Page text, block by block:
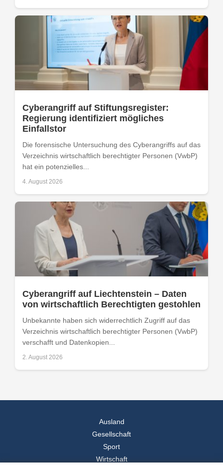
Cyberangriff auf Stiftungsregister:
Regierung identifiziert mögliches
Einfallstor
Die forensische Untersuchung des Cyberangriffs auf das
Verzeichnis wirtschaftlich berechtigter Personen (VwbP)
hat ein potenzielles...
4. August 2026
Cyberangriff auf Liechtenstein – Daten
von wirtschaftlich Berechtigten gestohlen
Unbekannte haben sich widerrechtlich Zugriff auf das
Verzeichnis wirtschaftlich berechtigter Personen (VwbP)
verschafft und Datenkopien...
2. August 2026
Ausland
Gesellschaft
Sport
Wirtschaft